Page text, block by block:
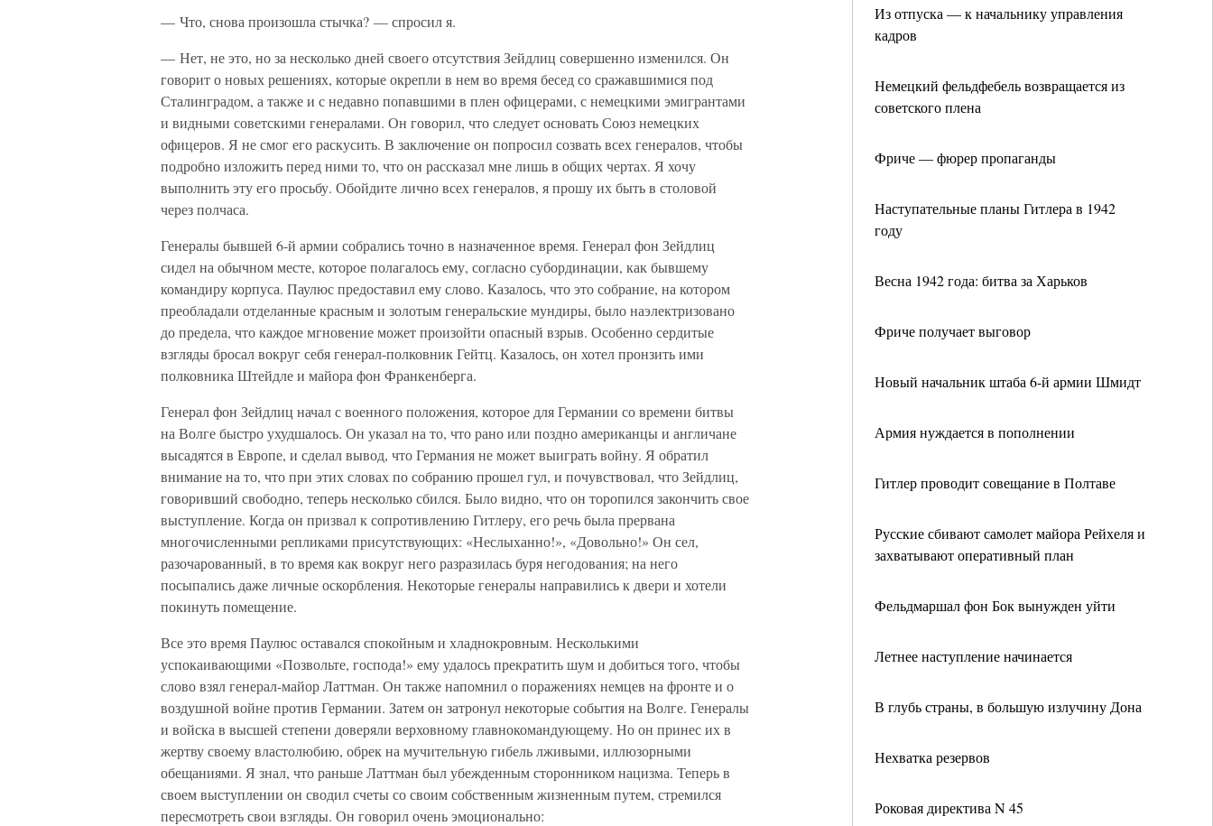
Из отпуска — к начальнику управления
кадров
Немецкий фельдфебель возвращается из
советского плена
Фриче — фюрер пропаганды
Наступательные планы Гитлера в 1942
году
Весна 1942 года: битва за Харьков
Фриче получает выговор
Новый начальник штаба 6-й армии Шмидт
Армия нуждается в пополнении
Гитлер проводит совещание в Полтаве
Русские сбивают самолет майора Рейхеля и
захватывают оперативный план
Фельдмаршал фон Бок вынужден уйти
Летнее наступление начинается
В глубь страны, в большую излучину Дона
Нехватка резервов
Роковая директива N 45
— Что, снова произошла стычка? — спросил я.
— Нет, не это, но за несколько дней своего отсутствия Зейдлиц совершенно изменился. Он
говорит о новых решениях, которые окрепли в нем во время бесед со сражавшимися под
Сталинградом, а также и с недавно попавшими в плен офицерами, с немецкими эмигрантами
и видными советскими генералами. Он говорил, что следует основать Союз немецких
офицеров. Я не смог его раскусить. В заключение он попросил созвать всех генералов, чтобы
подробно изложить перед ними то, что он рассказал мне лишь в общих чертах. Я хочу
выполнить эту его просьбу. Обойдите лично всех генералов, я прошу их быть в столовой
через полчаса.
Генералы бывшей 6-й армии собрались точно в назначенное время. Генерал фон Зейдлиц
сидел на обычном месте, которое полагалось ему, согласно субординации, как бывшему
командиру корпуса. Паулюс предоставил ему слово. Казалось, что это собрание, на котором
преобладали отделанные красным и золотым генеральские мундиры, было наэлектризовано
до предела, что каждое мгновение может произойти опасный взрыв. Особенно сердитые
взгляды бросал вокруг себя генерал-полковник Гейтц. Казалось, он хотел пронзить ими
полковника Штейдле и майора фон Франкенберга.
Генерал фон Зейдлиц начал с военного положения, которое для Германии со времени битвы
на Волге быстро ухудшалось. Он указал на то, что рано или поздно американцы и англичане
высадятся в Европе, и сделал вывод, что Германия не может выиграть войну. Я обратил
внимание на то, что при этих словах по собранию прошел гул, и почувствовал, что Зейдлиц,
говоривший свободно, теперь несколько сбился. Было видно, что он торопился закончить свое
выступление. Когда он призвал к сопротивлению Гитлеру, его речь была прервана
многочисленными репликами присутствующих: «Неслыханно!», «Довольно!» Он сел,
разочарованный, в то время как вокруг него разразилась буря негодования; на него
посыпались даже личные оскорбления. Некоторые генералы направились к двери и хотели
покинуть помещение.
Все это время Паулюс оставался спокойным и хладнокровным. Несколькими
успокаивающими «Позвольте, господа!» ему удалось прекратить шум и добиться того, чтобы
слово взял генерал-майор Латтман. Он также напомнил о поражениях немцев на фронте и о
воздушной войне против Германии. Затем он затронул некоторые события на Волге. Генералы
и войска в высшей степени доверяли верховному главнокомандующему. Но он принес их в
жертву своему властолюбию, обрек на мучительную гибель лживыми, иллюзорными
обещаниями. Я знал, что раньше Латтман был убежденным сторонником нацизма. Теперь в
своем выступлении он сводил счеты со своим собственным жизненным путем, стремился
пересмотреть свои взгляды. Он говорил очень эмоционально: